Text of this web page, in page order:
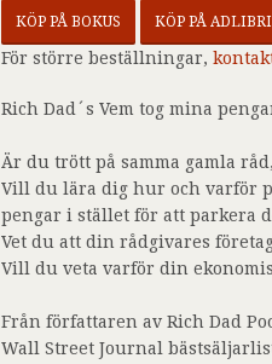
KÖP PÅ BOKUS KÖP PÅ
För större beställningar,
Rich Dad´s Vem tog mina
Är du trött på samma gamla
Vill du lära dig hur och varför
pengar i stället för att parkera
Vet du att din rådgivares
Vill du veta varför din
Från författaren av Rich Dad
Wall Street Journal